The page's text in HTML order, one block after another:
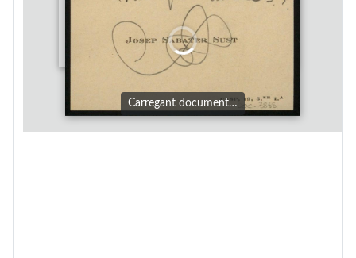
Carregant document…